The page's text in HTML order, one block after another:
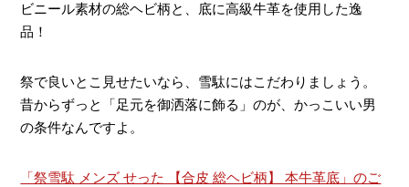
ビニール素材の総ヘビ柄と、底に高級牛革を使用した逸
品！
祭で良いとこ見せたいなら、雪駄にはこだわりましょう。
昔からずっと「足元を御洒落に飾る」のが、かっこいい男
の条件なんですよ。
「祭雪駄 メンズ せった 【合皮 総ヘビ柄】 本牛革底」のご